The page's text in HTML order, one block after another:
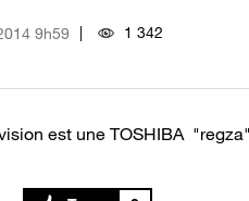
9h59 1 342
est une TOSHIBA